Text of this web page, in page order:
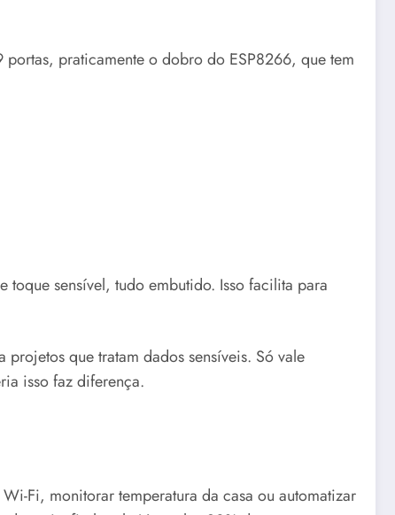
praticamente o dobro do ESP8266, que tem
toque sensível, tudo embutido. Isso facilita para
que tratam dados sensíveis. Só vale
isso faz diferença.
Fi, monitorar temperatura da casa ou automatizar